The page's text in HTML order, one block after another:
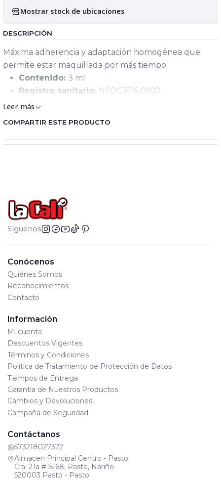
Mostrar stock de ubicaciones
DESCRIPCIÓN
Máxima adherencia y adaptación homogénea que
permite estar maquillada por más tiempo.
Contenido: 3 ml
Registro sanitario: NSOC3116-01CO
Leer más
COMPARTIR ESTE PRODUCTO
Síguenos
Conócenos
Quiénes Somos
Reconocimientos
Contacto
Información
Mi cuenta
Descuentos Vigentes
Términos y Condiciones
Política de Tratamiento de Protección de Datos
Tiempos de Entrega
Garantía de Nuestros Productos
Cambios y Devoluciones
Campaña de Seguridad
Contáctanos
573218027322
Almacen Principal Centro - Pasto
Cra. 21a #15-68, Pasto, Nariño
520003 Pasto - Pasto